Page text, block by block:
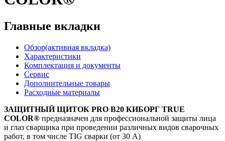
Главные вкладки
Обзор(активная вкладка)
Характеристики
Комплектация и документы
Сервис
Дополнительные товары
Расходные материалы
ЗАЩИТНЫЙ ЩИТОК PRO B20 КИБОРГ TRUE
COLOR® предназначен для профессиональной защиты лица
и глаз сварщика при проведении различных видов сварочных
работ, в том числе TIG сварки (от 30 А)